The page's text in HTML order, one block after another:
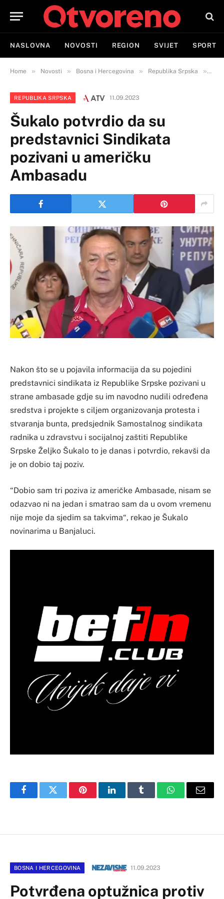
NASLOVNA NOVOSTI REGION SVIJET SPORT
Home » Novosti » Bosna i Hercegovina » Republika Srpska »
REPUBLIKA SRPSKA 11.09.2023
Šukalo potvrdio da su
predstavnici Sindikata
pozivani u američku
Ambasadu
Nakon što se u pojavila informacija da su pojedini
predstavnici sindikata iz Republike Srpske pozivani u
strane ambasade gdje su im navodno nudili određena
sredstva i projekte s ciljem organizovanja protesta i
stvaranja bunta, predsjednik Samostalnog sindikata
radnika u zdravstvu i socijalnoj zaštiti Republike
Srpske Željko Šukalo to je danas i potvrdio, rekavši da
je on dobio taj poziv.
“Dobio sam tri poziva iz američke Ambasade, nisam se
odazvao ni na jedan i smatrao sam da u ovom vremenu
nije moje da sjedim sa takvima“, rekao je Šukalo
novinarima u Banjaluci.
FacebookTwitter PinterestLinkedInTumblr WhatsAppEmail
BOSNA I HERCEGOVINA 11.09.2023
Potvrđena optužnica protiv